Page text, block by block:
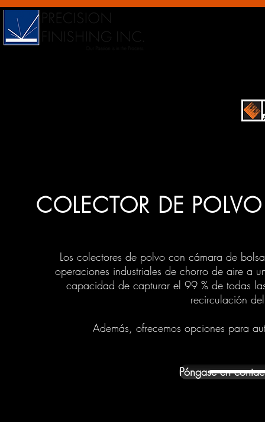
COLECTOR DE
Los colectores de polvo con cámara de
operaciones industriales de chorro de aire a
capacidad de capturar el 99 % de todas
recirculación
Además, ofrecemos opciones para
Póngase en